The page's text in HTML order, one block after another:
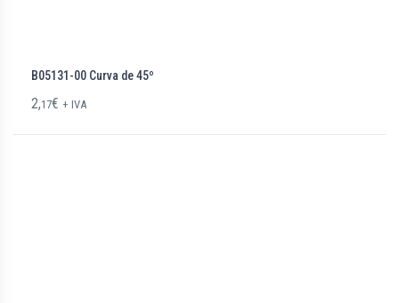
B05131-00 Curva de 45º
2,17€ + IVA